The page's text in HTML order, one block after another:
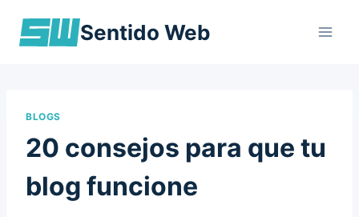
Sentido Web
BLOGS
20 consejos para que tu
blog funcione